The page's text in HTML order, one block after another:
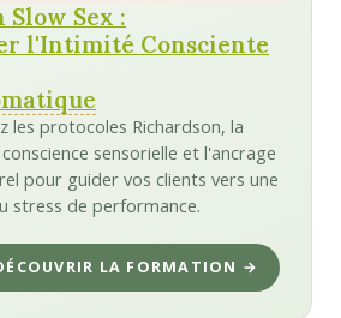
Sex :
l'Intimité Consciente
les protocoles Richardson, la
sensorielle et l'ancrage
pour guider vos clients vers une
stress de performance.
LA FORMATION →